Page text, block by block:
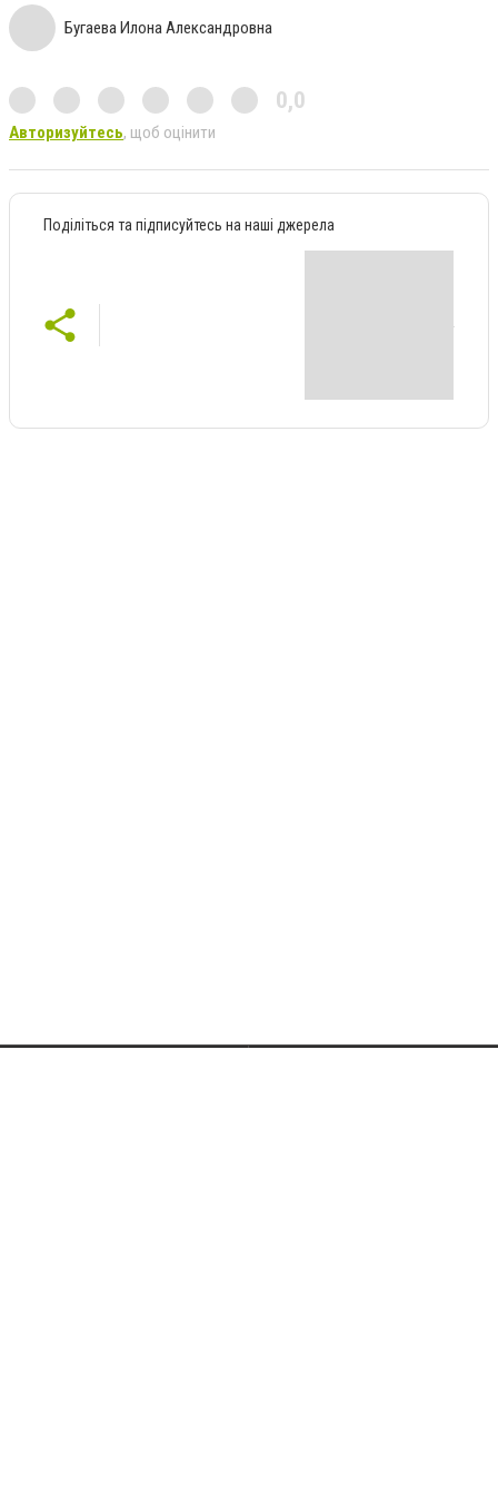
Бугаева Илона Александровна
0,0
Авторизуйтесь, щоб оцінити
Поділіться та підписуйтесь на наші джерела